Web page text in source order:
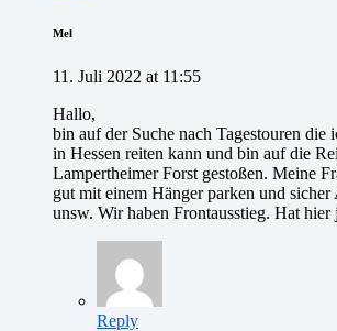
Mel
11. Juli 2022 at 11:55
Hallo,
bin auf der Suche nach Tagestouren die
in Hessen reiten kann und bin auf die
Lampertheimer Forst gestoßen. Meine
gut mit einem Hänger parken und sicher
unsw. Wir haben Frontausstieg. Hat hier
Reply